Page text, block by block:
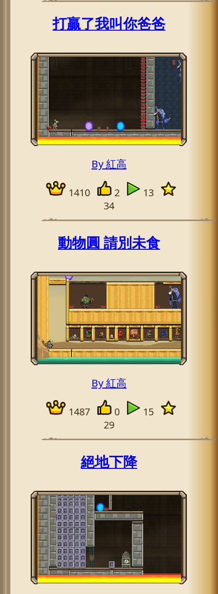
打贏了我叫你爸爸
By 紅高
1410 2
13
34
動物圓 請別未食
By 紅高
1487 0
15
29
絕地下降